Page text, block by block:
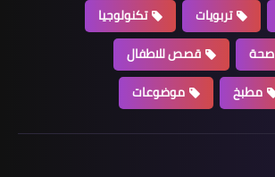
تربويات
تكنولوجيا
صحة
قصص للاطفال
مطبخ موضوعات